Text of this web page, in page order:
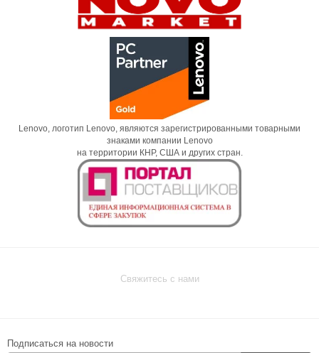
Lenovo, логотип Lenovo, являются зарегистрированными товарными
знаками компании Lenovo
на территории КНР, США и других стран.
Свяжитесь с нами
Подписаться на новости